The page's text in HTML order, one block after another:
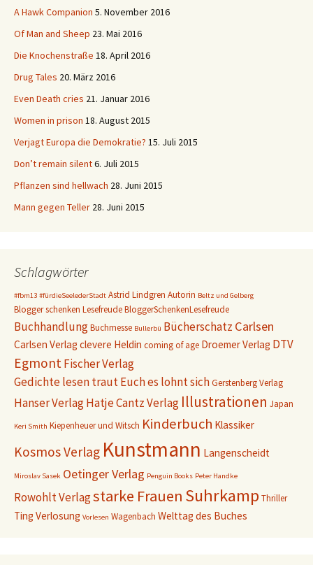
A Hawk Companion 5. November 2016
Of Man and Sheep 23. Mai 2016
Die Knochenstraße 18. April 2016
Drug Tales 20. März 2016
Even Death cries 21. Januar 2016
Women in prison 18. August 2015
Verjagt Europa die Demokratie? 15. Juli 2015
Don’t remain silent6. Juli 2015
Pflanzen sind hellwach 28. Juni 2015
Mann gegen Teller 28. Juni 2015
Schlagwörter
#fbm13 #fürdieSeelederStadt Astrid Lindgren Autorin Beltz und Gelberg
Blogger schenken LesefreudeBloggerSchenkenLesefreude
BuchhandlungBuchmesse Bullerbü Bücherschatz Carlsen
Carlsen Verlag clevere Heldin coming of age Droemer Verlag DTV
EgmontFischer Verlag
Gedichte lesen traut Euch es lohnt sichGerstenberg Verlag
Hanser VerlagHatje Cantz Verlag Illustrationen Japan
Keri Smith Kiepenheuer und Witsch Kinderbuch Klassiker
Kosmos Verlag Kunstmann Langenscheidt
Miroslav Sasek Oetinger Verlag Penguin Books Peter Handke
Rowohlt Verlagstarke Frauen Suhrkamp Thriller
Ting Verlosung Vorlesen Wagenbach Welttag des Buches